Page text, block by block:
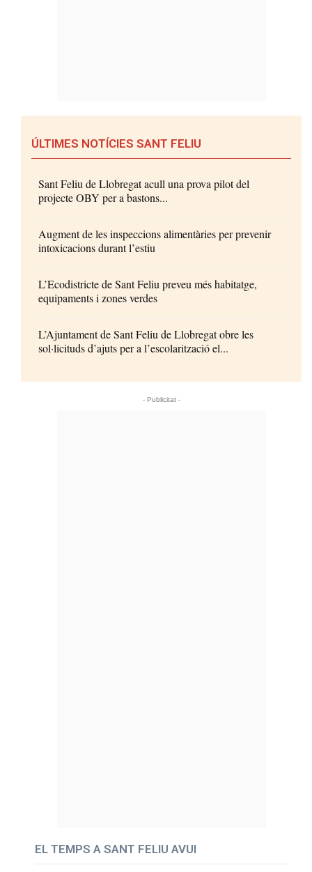
ÚLTIMES NOTÍCIES SANT FELIU
Sant Feliu de Llobregat acull una prova pilot del
projecte OBY per a bastons...
Augment de les inspeccions alimentàries per prevenir
intoxicacions durant l’estiu
L’Ecodistricte de Sant Feliu preveu més habitatge,
equipaments i zones verdes
L’Ajuntament de Sant Feliu de Llobregat obre les
sol·licituds d’ajuts per a l’escolarització el...
- Publicitat -
EL TEMPS A SANT FELIU AVUI